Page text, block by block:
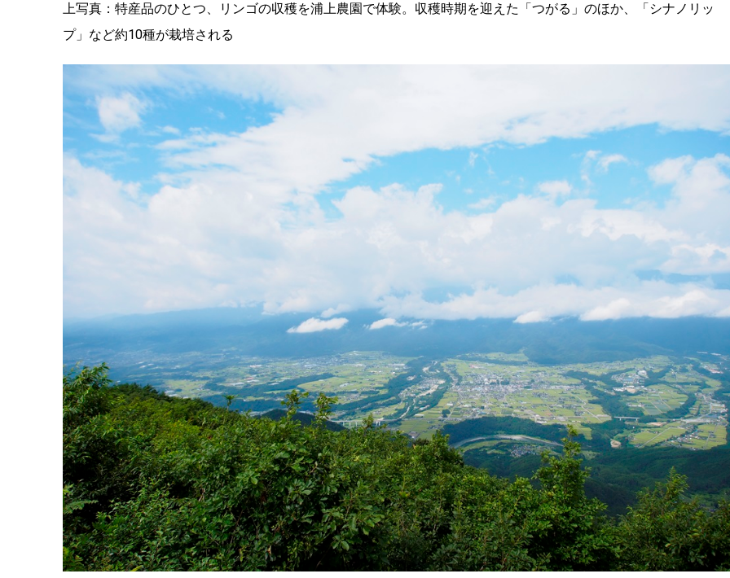
上写真：特産品のひとつ、リンゴの収穫を浦上農園で体験。収穫時期を迎えた「つがる」のほか、「シナノリッ
プ」など約10種が栽培される